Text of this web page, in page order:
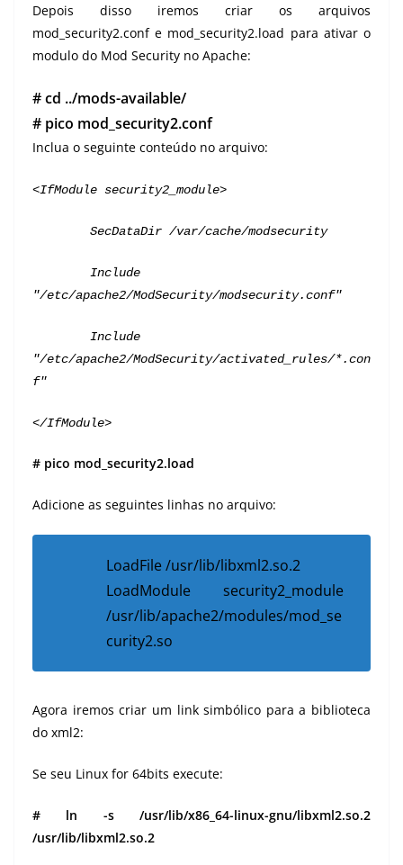
Depois disso iremos criar os arquivos
mod_security2.conf e mod_security2.load para ativar o
modulo do Mod Security no Apache:
# cd ../mods-available/
# pico mod_security2.conf
Inclua o seguinte conteúdo no arquivo:
<IfModule security2_module>
SecDataDir /var/cache/modsecurity
Include
"/etc/apache2/ModSecurity/modsecurity.conf"
Include
"/etc/apache2/ModSecurity/activated_rules/*.con
f"
</IfModule>
# pico mod_security2.load
Adicione as seguintes linhas no arquivo:
LoadFile /usr/lib/libxml2.so.2
LoadModule security2_module
/usr/lib/apache2/modules/mod_se
curity2.so
Agora iremos criar um link simbólico para a biblioteca
do xml2:
Se seu Linux for 64bits execute:
# ln -s /usr/lib/x86_64-linux-gnu/libxml2.so.2
/usr/lib/libxml2.so.2